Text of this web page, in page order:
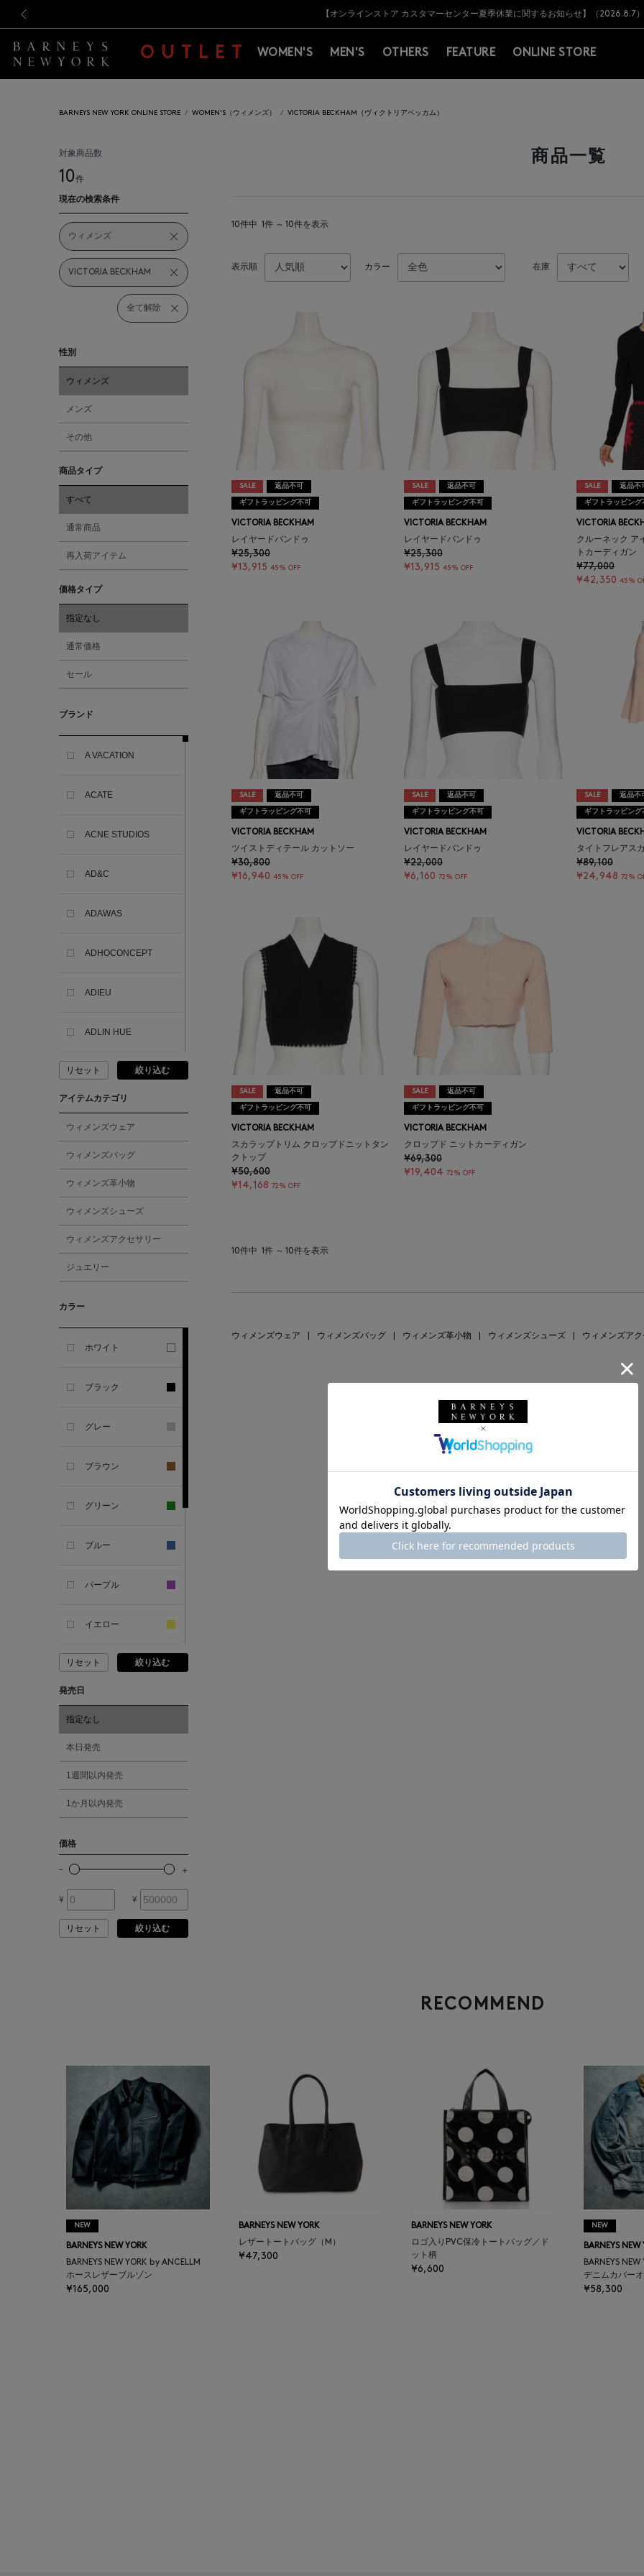
新規登録のお客様も対象！＜MY BARNEYS＞会員のお客様は11,000円（税込）以上のお買上げで常時送料無料
【夏季休業に伴う出荷一時停止のお知らせ】(2026.8.7)
【オンラインストア カスタマーセンター夏季休業に関するお知らせ】（2026.8.7）
【夏季休業に伴う返品・交換承り一時停止のお知らせ】（2026.8.5）
熊本県を中心とした地震の影響によるお荷物のお届けについて
【開催中】SUMMER SALEのご案内・ご注意事項
新規登録のお客様も対象！＜MY BARNEYS＞会員のお客様は11,000円（税込）以上のお買上げで常時送料無料
【夏季休業に伴う出荷一時停止のお知らせ】(2026.8.7)
OUTLET WOMEN'S MEN'S OTHERS FEATURE ONLINE STORE
BARNEYS NEW YORK ONLINE STORE WOMEN'S（ウィメンズ） VICTORIA BECKHAM（ヴィクトリアベッカム）
対象商品数
10件
現在の検索条件
ウィメンズ
VICTORIA BECKHAM
全て解除
性別
ウィメンズ
メンズ
その他
商品タイプ
すべて
通常商品
再入荷アイテム
価格タイプ
指定なし
通常価格
セール
ブランド
A VACATION
ACATE
ACNE STUDIOS
AD&C
ADAWAS
ADHOCONCEPT
ADIEU
ADLIN HUE
ADVISORY BOARD
AESOP
ALBERT THURSTON
ALESSANDRO
SANDAL
ANDERSONS
ANTIPAST
ANYA HINDMARCH
ARCS LONDON
ARIANNA
ASAUCE MELER
ATELIER AMBOISE
ATTO VANNUCCI
FIRENZE
AURALEE
AUTRY
BAGUTTA
BAKUNE
リセット 絞り込む
アイテムカテゴリ
ウィメンズウェア
ウィメンズバッグ
ウィメンズ革小物
ウィメンズシューズ
ウィメンズアクセサリー
ジュエリー
カラー
ホワイト
ブラック
グレー
ブラウン
グリーン
ブルー
パープル
イエロー
ピンク
レッド
オレンジ
シルバー
リセット 絞り込む
発売日
指定なし
本日発売
1週間以内発売
1か月以内発売
価格
¥ ¥
リセット 絞り込む
商品一覧
10件中 1件 ～ 10件を表示
表示順 カラー 在庫
SALE 返品不可
ギフトラッピング不可
VICTORIA BECKHAM
レイヤードバンドゥ
¥25,300
¥13,915 45% OFF
SALE 返品不可
ギフトラッピング不可
VICTORIA BECKHAM
レイヤードバンドゥ
¥25,300
¥13,915 45% OFF
SALE 返品不
ギフトラッピング
VICTORIA
クルーネック ア
トカーディガン
¥77,000
¥42,350 45%
SALE 返品不可
ギフトラッピング不可
VICTORIA BECKHAM
ツイストディテール カットソー
¥30,800
¥16,940 45% OFF
SALE 返品不可
ギフトラッピング不可
VICTORIA BECKHAM
レイヤードバンドゥ
¥22,000
¥6,160 72% OFF
SALE 返品不
ギフトラッピング
VICTORIA
タイトフレアス
¥89,100
¥24,948 72%
SALE 返品不可
ギフトラッピング不可
VICTORIA BECKHAM
スカラップトリム クロップドニットタン
クトップ
¥50,600
¥14,168 72% OFF
SALE 返品不可
ギフトラッピング不可
VICTORIA BECKHAM
クロップド ニットカーディガン
¥69,300
¥19,404 72% OFF
10件中 1件 ～ 10件を表示
ウィメンズウェア ウィメンズバッグ ウィメンズ革小物 ウィメンズシューズ ウィメンズア
RECOMMEND
NEW
BARNEYS NEW YORK
BARNEYS NEW YORK by ANCELLM
ホースレザーブルゾン
¥165,000
BARNEYS NEW YORK
レザートートバッグ（M）
¥47,300
BARNEYS NEW YORK
ロゴ入りPVC保冷トートバッグ／ド
ット柄
¥6,600
NEW
BARNEYS NEW
BARNEYS
デニムカバー
¥58,300